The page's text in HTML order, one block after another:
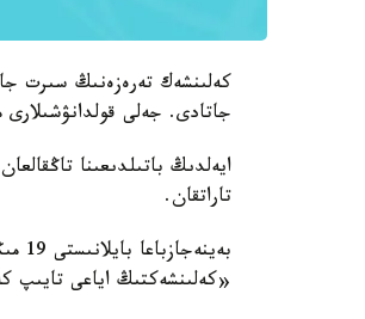
كەلىنشەك تەرەزەنىڭ سىرت
جاتادى. جەلى قولدانۋشىلارى
تاراتقان.
«كەلىنشەكتىڭ اياعى تايىپ